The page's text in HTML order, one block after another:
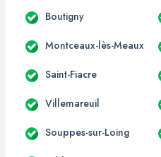
Boutigny
Montceaux-lès-Meaux
Saint-Fiacre
Villemareuil
Souppes-sur-Loing